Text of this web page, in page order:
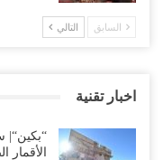
السابق التالي
اخبار تقنية
“بكين“|
الأقمار